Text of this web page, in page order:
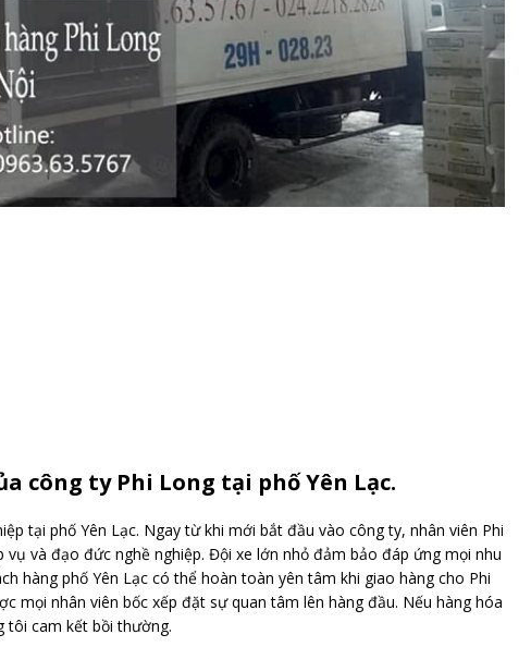
công ty Phi Long tại phố Yên Lạc.
tại phố Yên Lạc. Ngay từ khi mới bắt đầu vào công ty, nhân viên Phi
và đạo đức nghề nghiệp. Đội xe lớn nhỏ đảm bảo đáp ứng mọi nhu
hàng phố Yên Lạc có thể hoàn toàn yên tâm khi giao hàng cho Phi
mọi nhân viên bốc xếp đặt sự quan tâm lên hàng đầu. Nếu hàng hóa
tôi cam kết bồi thường.